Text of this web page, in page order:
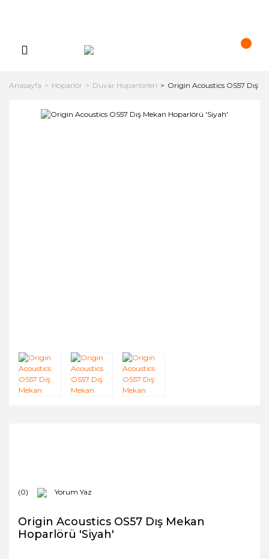
Anasayfa Hoparlör Duvar Hoparlörleri Origin Acoustics OS57 Dış
(0) Yorum Yaz
Origin Acoustics OS57 Dış Mekan
Hoparlörü 'Siyah'